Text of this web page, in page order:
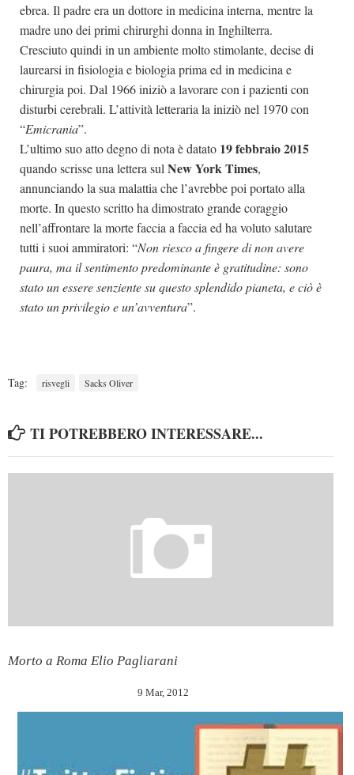
ebrea. Il padre era un dottore in medicina interna, mentre la
madre uno dei primi chirurghi donna in Inghilterra.
Cresciuto quindi in un ambiente molto stimolante, decise di
laurearsi in fisiologia e biologia prima ed in medicina e
chirurgia poi. Dal 1966 iniziò a lavorare con i pazienti con
disturbi cerebrali. L’attività letteraria la iniziò nel 1970 con
“Emicrania”.
L’ultimo suo atto degno di nota è datato 19 febbraio 2015
quando scrisse una lettera sul New York Times,
annunciando la sua malattia che l’avrebbe poi portato alla
morte. In questo scritto ha dimostrato grande coraggio
nell’affrontare la morte faccia a faccia ed ha voluto salutare
tutti i suoi ammiratori: “Non riesco a fingere di non avere
paura, ma il sentimento predominante è gratitudine: sono
stato un essere senziente su questo splendido pianeta, e ciò è
stato un privilegio e un’avventura”.
Tag: risvegli Sacks Oliver
TI POTREBBERO INTERESSARE...
Morto a Roma Elio Pagliarani
9 Mar, 2012